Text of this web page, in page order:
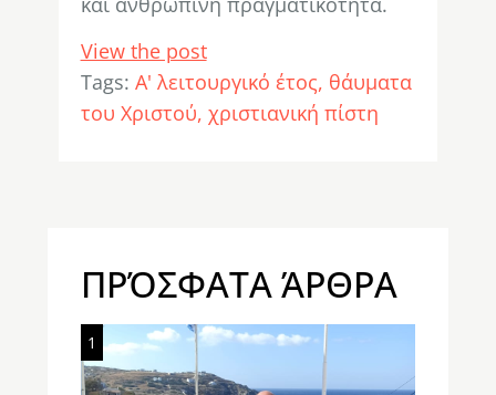
View the post
Tags: Α' λειτουργικό έτος θάυματα
του Χριστού χριστιανική πίστη
ΠΡΌΣΦΑΤΑ ΆΡΘΡΑ
1